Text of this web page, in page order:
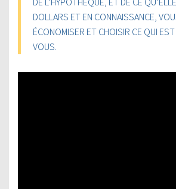
DOLLARS ET EN CONNAISSANCE,
ÉCONOMISER ET CHOISIR CE QUI
VOUS.